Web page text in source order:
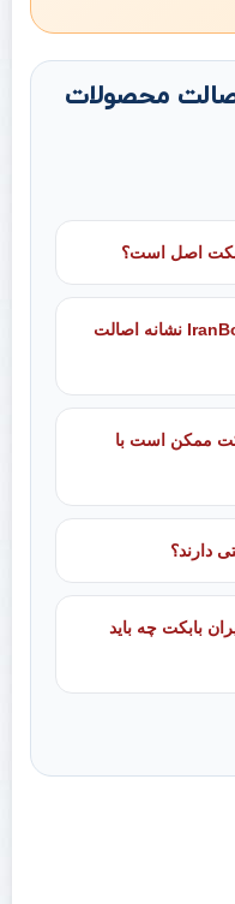
محصولات
اصل است؟
آیا صرف استفاده از نام IranBobCat نشانه اصالت
ممکن است با
دارند؟
بابکت چه باید